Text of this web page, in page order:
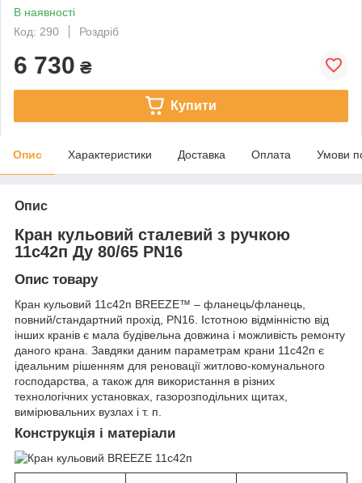
В наявності
Код: 290
Роздріб
6 730 ₴
Купити
Опис Характеристики Доставка Оплата Умови
Опис
Кран кульовий сталевий з ручкою
11с42п Ду 80/65 PN16
Опис товару
Кран кульовий 11с42п BREEZE™ – фланець/фланець,
повний/стандартний прохід, PN16. Істотною відмінністю від
інших кранів є мала будівельна довжина і можливість ремонту
даного крана. Завдяки даним параметрам крани 11с42п є
ідеальним рішенням для реновації житлово-комунального
господарства, а також для використання в різних
технологічних установках, газорозподільних щитах,
вимірювальних вузлах і т. п.
Конструкція і матеріали